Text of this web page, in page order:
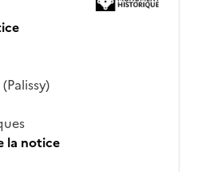
la notice